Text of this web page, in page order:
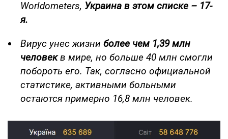
Worldometers, Украина в этом списке – 17-
я.
Вирус унес жизни более чем 1,39 млн
человекв мире, но больше 40 млн смогли
побороть его. Так, согласно официальной
статистике, активными больными
остаются примерно 16,8 млн человек.